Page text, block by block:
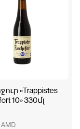
«Trappistes
10» 330մլ